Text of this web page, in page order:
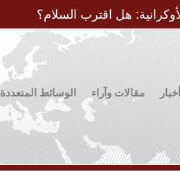
هل اقترب السلام؟
أخبار مقالات وآراء الوسائط المتعددة